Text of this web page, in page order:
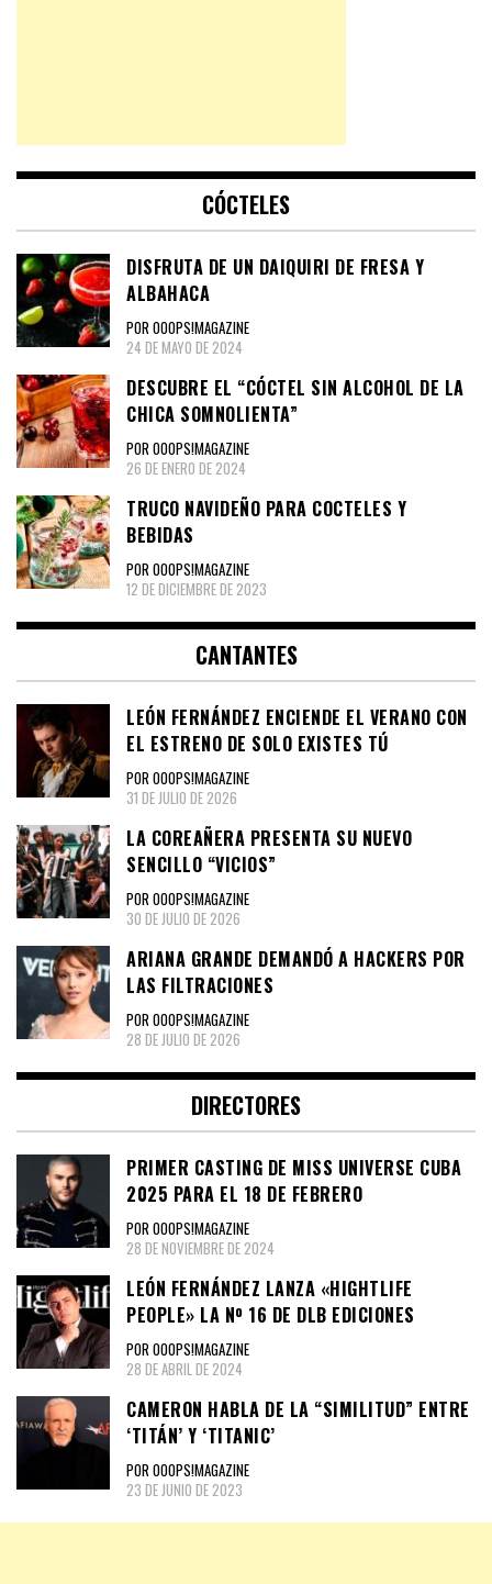
CÓCTELES
DISFRUTA DE UN DAIQUIRI DE FRESA Y
ALBAHACA
POR OOOPS!MAGAZINE
24 DE MAYO DE 2024
DESCUBRE EL “CÓCTEL SIN ALCOHOL DE LA
CHICA SOMNOLIENTA”
POR OOOPS!MAGAZINE
26 DE ENERO DE 2024
TRUCO NAVIDEÑO PARA COCTELES Y
BEBIDAS
POR OOOPS!MAGAZINE
12 DE DICIEMBRE DE 2023
CANTANTES
LEÓN FERNÁNDEZ ENCIENDE EL VERANO CON
EL ESTRENO DE SOLO EXISTES TÚ
POR OOOPS!MAGAZINE
31 DE JULIO DE 2026
LA COREAÑERA PRESENTA SU NUEVO
SENCILLO “VICIOS”
POR OOOPS!MAGAZINE
30 DE JULIO DE 2026
ARIANA GRANDE DEMANDÓ A HACKERS POR
LAS FILTRACIONES
POR OOOPS!MAGAZINE
28 DE JULIO DE 2026
DIRECTORES
PRIMER CASTING DE MISS UNIVERSE CUBA
2025 PARA EL 18 DE FEBRERO
POR OOOPS!MAGAZINE
28 DE NOVIEMBRE DE 2024
LEÓN FERNÁNDEZ LANZA «HIGHTLIFE
PEOPLE» LA Nº 16 DE DLB EDICIONES
POR OOOPS!MAGAZINE
28 DE ABRIL DE 2024
CAMERON HABLA DE LA “SIMILITUD” ENTRE
‘TITÁN’ Y ‘TITANIC’
POR OOOPS!MAGAZINE
23 DE JUNIO DE 2023